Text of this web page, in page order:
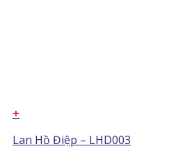
+
Lan Hồ Điệp – LHD003